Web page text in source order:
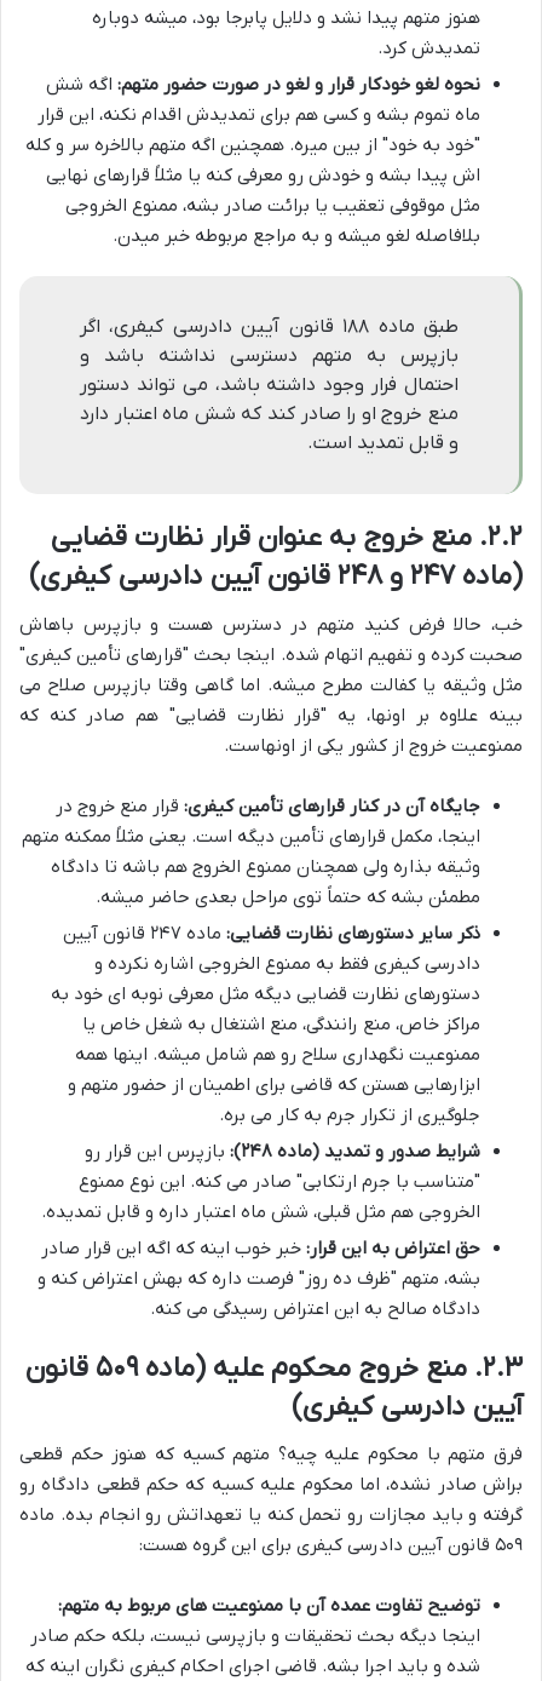
هنوز متهم پیدا نشد و دلایل پابرجا بود، میشه دوباره
تمدیدش کرد.
نحوه لغو خودکار قرار و لغو در صورت حضور متهم: اگه شش
ماه تموم بشه و کسی هم برای تمدیدش اقدام نکنه، این قرار
"خود به خود" از بین میره. همچنین اگه متهم بالاخره سر و کله
اش پیدا بشه و خودش رو معرفی کنه یا مثلاً قرارهای نهایی
مثل موقوفی تعقیب یا برائت صادر بشه، ممنوع الخروجی
بلافاصله لغو میشه و به مراجع مربوطه خبر میدن.
طبق ماده ۱۸۸ قانون آیین دادرسی کیفری، اگر
بازپرس به متهم دسترسی نداشته باشد و
احتمال فرار وجود داشته باشد، می تواند دستور
منع خروج او را صادر کند که شش ماه اعتبار دارد
و قابل تمدید است.
۲.۲. منع خروج به عنوان قرار نظارت قضایی
(ماده ۲۴۷ و ۲۴۸ قانون آیین دادرسی کیفری)
خب، حالا فرض کنید متهم در دسترس هست و بازپرس باهاش
صحبت کرده و تفهیم اتهام شده. اینجا بحث "قرارهای تأمین کیفری"
مثل وثیقه یا کفالت مطرح میشه. اما گاهی وقتا بازپرس صلاح می
بینه علاوه بر اونها، یه "قرار نظارت قضایی" هم صادر کنه که
ممنوعیت خروج از کشور یکی از اونهاست.
جایگاه آن در کنار قرارهای تأمین کیفری: قرار منع خروج در
اینجا، مکمل قرارهای تأمین دیگه است. یعنی مثلاً ممکنه متهم
وثیقه بذاره ولی همچنان ممنوع الخروج هم باشه تا دادگاه
مطمئن بشه که حتماً توی مراحل بعدی حاضر میشه.
ذکر سایر دستورهای نظارت قضایی:
ماده ۲۴۷ قانون آیین
دادرسی کیفری فقط به ممنوع الخروجی اشاره نکرده و
دستورهای نظارت قضایی دیگه مثل معرفی نوبه ای خود به
مراکز خاص، منع رانندگی، منع اشتغال به شغل خاص یا
ممنوعیت نگهداری سلاح رو هم شامل میشه. اینها همه
ابزارهایی هستن که قاضی برای اطمینان از حضور متهم و
جلوگیری از تکرار جرم به کار می بره.
شرایط صدور و تمدید (ماده ۲۴۸):
بازپرس این قرار رو
"متناسب با جرم ارتکابی" صادر می کنه. این نوع ممنوع
الخروجی هم مثل قبلی، شش ماه اعتبار داره و قابل تمدیده.
حق اعتراض به این قرار: خبر خوب اینه که اگه این قرار صادر
بشه، متهم "ظرف ده روز" فرصت داره که بهش اعتراض کنه و
دادگاه صالح به این اعتراض رسیدگی می کنه.
۲.۳. منع خروج محکوم علیه (ماده ۵۰۹ قانون
آیین دادرسی کیفری)
فرق متهم با محکوم علیه چیه؟ متهم کسیه که هنوز حکم قطعی
براش صادر نشده، اما محکوم علیه کسیه که حکم قطعی دادگاه رو
گرفته و باید مجازات رو تحمل کنه یا تعهداتش رو انجام بده. ماده
۵۰۹ قانون آیین دادرسی کیفری برای این گروه هست:
توضیح تفاوت عمده آن با ممنوعیت های مربوط به متهم:
اینجا دیگه بحث تحقیقات و بازپرسی نیست، بلکه حکم صادر
شده و باید اجرا بشه. قاضی اجرای احکام کیفری نگران اینه که